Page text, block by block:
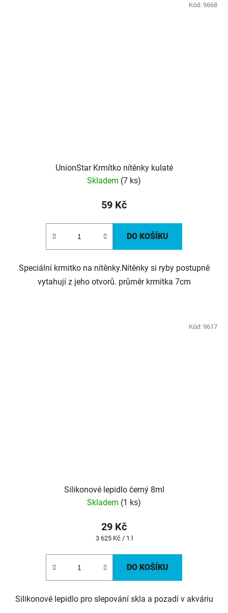
UnionStar Krmítko nítěnky kulaté
Skladem (7 ks)
59 Kč
DO KOŠÍKU
Speciální krmitko na nítěnky.Nítěnky si ryby postupně
vytahují z jeho otvorů. průměr krmítka 7cm
Kód: 9668
Silikonové lepidlo černý 8ml
Skladem (1 ks)
29 Kč
Měrná
3 625 Kč / 1 l
DO KOŠÍKU
Silikonové lepidlo pro slepování skla a pozadí v akváriu
Kód: 9617